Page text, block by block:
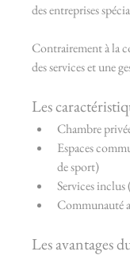
des entreprises
Contrairement à la
des services et une
Les
Chambre
Espaces
de sport)
Services
Communauté
Les avantages